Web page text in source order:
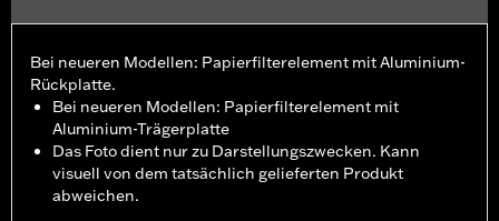
Bei neueren Modellen: Papierfilterelement mit Aluminium-
Rückplatte.
Bei neueren Modellen: Papierfilterelement mit
Aluminium-Trägerplatte
Das Foto dient nur zu Darstellungszwecken. Kann
visuell von dem tatsächlich gelieferten Produkt
abweichen.